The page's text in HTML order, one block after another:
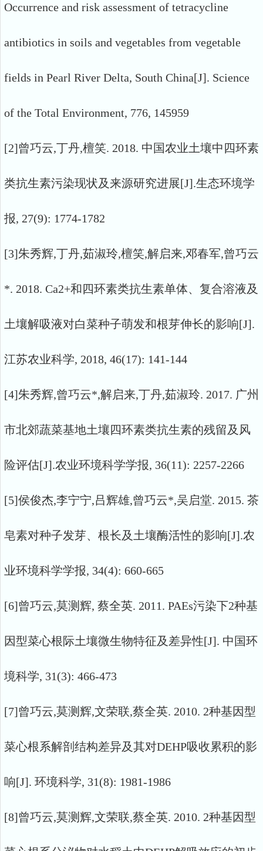
Occurrence and risk assessment of tetracycline
antibiotics in soils and vegetables from vegetable
fields in Pearl River Delta, South China[J]. Science
of the Total Environment, 776, 145959
[2]曾巧云,丁丹,檀笑. 2018. 中国农业土壤中四环素
类抗生素污染现状及来源研究进展[J].生态环境学
报, 27(9): 1774-1782
[3]朱秀辉,丁丹,茹淑玲,檀笑,解启来,邓春军,曾巧云
*. 2018. Ca2+和四环素类抗生素单体、复合溶液及
土壤解吸液对白菜种子萌发和根芽伸长的影响[J].
江苏农业科学, 2018, 46(17): 141-144
[4]朱秀辉,曾巧云*,解启来,丁丹,茹淑玲. 2017. 广州
市北郊蔬菜基地土壤四环素类抗生素的残留及风
险评估[J].农业环境科学学报, 36(11): 2257-2266
[5]侯俊杰,李宁宁,吕辉雄,曾巧云*,吴启堂. 2015. 茶
皂素对种子发芽、根长及土壤酶活性的影响[J].农
业环境科学学报, 34(4): 660-665
[6]曾巧云,莫测辉, 蔡全英. 2011. PAEs污染下2种基
因型菜心根际土壤微生物特征及差异性[J]. 中国环
境科学, 31(3): 466-473
[7]曾巧云,莫测辉,文荣联,蔡全英. 2010. 2种基因型
菜心根系解剖结构差异及其对DEHP吸收累积的影
响[J]. 环境科学, 31(8): 1981-1986
[8]曾巧云,莫测辉,文荣联,蔡全英. 2010. 2种基因型